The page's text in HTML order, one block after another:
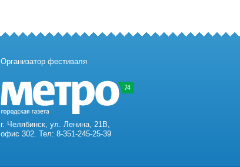
Организатор фестиваля
г. Челябинск, ул. Ленина, 21В,
офис 302. Тел: 8-351-245-25-39